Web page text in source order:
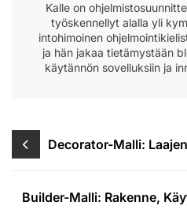
Kalle on
työskennellyt alalla yli
intohimoinen
ja hän jakaa tietämystään
käytännön sovelluksiin ja
Post
navigation
Decorator-Malli:
Builder-Malli: Rakenne,